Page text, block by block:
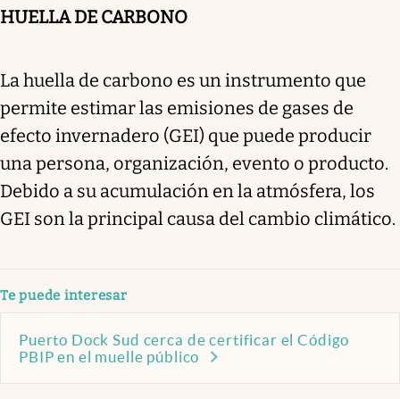
HUELLA DE CARBONO
La huella de carbono es un instrumento que
permite estimar las emisiones de gases de
efecto invernadero (GEI) que puede producir
una persona, organización, evento o producto.
Debido a su acumulación en la atmósfera, los
GEI son la principal causa del cambio climático.
Te puede interesar
Puerto Dock Sud cerca de certificar el Código
PBIP en el muelle público